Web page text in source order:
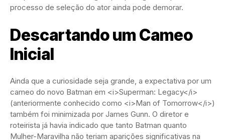
processo de seleção do ator ainda pode demorar.
Descartando um Cameo
Inicial
Ainda que a curiosidade seja grande, a expectativa por um
cameo do novo Batman em <i>Superman: Legacy</i>
(anteriormente conhecido como <i>Man of Tomorrow</i>)
também foi minimizada por James Gunn. O diretor e
roteirista já havia indicado que tanto Batman quanto
Mulher-Maravilha não teriam aparições significativas na